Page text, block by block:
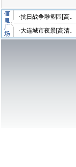
·抗日战争雕塑园[高..
·大连城市夜景[高清..